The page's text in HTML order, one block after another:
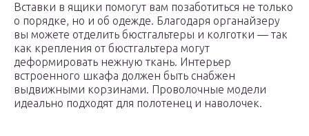
Вставки в ящики помогут вам позаботиться не только
о порядке, но и об одежде. Благодаря органайзеру
вы можете отделить бюстгальтеры и колготки — так
как крепления от бюстгальтера могут
деформировать нежную ткань. Интерьер
встроенного шкафа должен быть снабжен
выдвижными корзинами. Проволочные модели
идеально подходят для полотенец и наволочек.